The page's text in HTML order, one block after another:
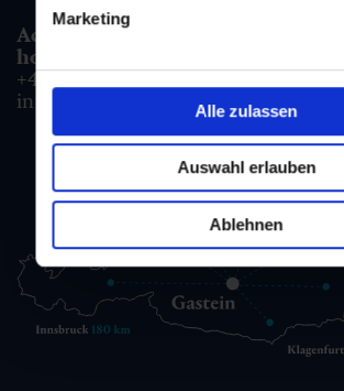
Marketing
Alle zulassen
Auswahl erlauben
Ablehnen
Accommodation information &
hotline:
+43 6432 3393 990
info@gastein.com